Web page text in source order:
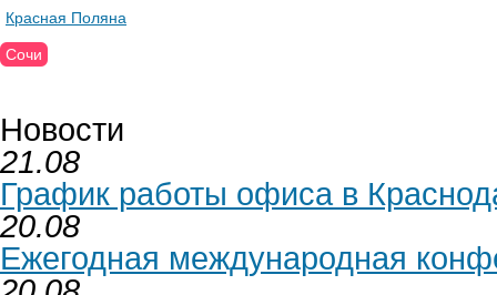
Красная Поляна
Сочи
Новости
21.08
График работы офиса в
20.08
Ежегодная международная